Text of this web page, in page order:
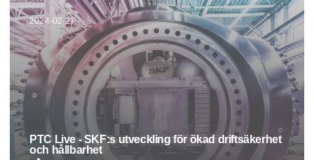
2024-02-27
PTC Live - SKF:s utveckling för ökad driftsäkerhet
och hållbarhet